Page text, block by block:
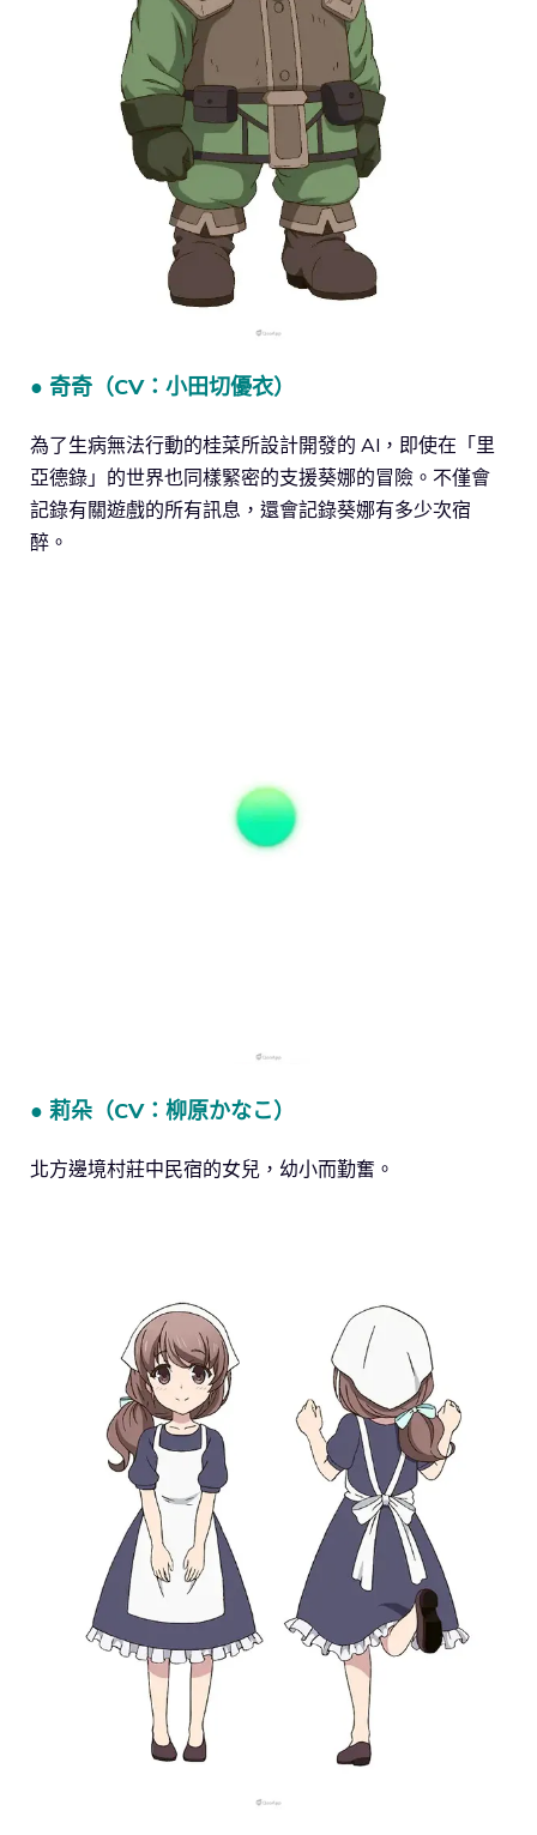
● 奇奇（CV：小田切優衣）
為了生病無法行動的桂菜所設計開發的 AI，即使在「里
亞德錄」的世界也同樣緊密的支援葵娜的冒險。不僅會
記錄有關遊戲的所有訊息，還會記錄葵娜有多少次宿
醉。
● 莉朵（CV：柳原かなこ）
北方邊境村莊中民宿的女兒，幼小而勤奮。